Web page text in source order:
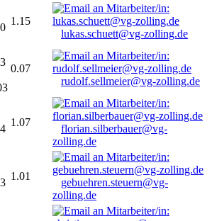
1.15
lukas.schuett@vg-zolling.de
0.07
rudolf.sellmeier@vg-zolling.de
1.07
florian.silberbauer@vg-
zolling.de
1.01
gebuehren.steuern@vg-
zolling.de